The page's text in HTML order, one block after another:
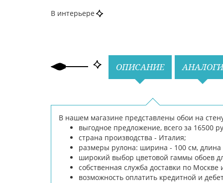
По тону
В интерьере
ОПИСАНИЕ АНАЛОГИ
В нашем магазине представлены обои на
выгодное предложение, всего за 16500
страна производства - Италия;
размеры рулона: ширина - 100 см, длина
широкий выбор цветовой гаммы обоев
собственная служба доставки по
возможность оплатить кредитной и